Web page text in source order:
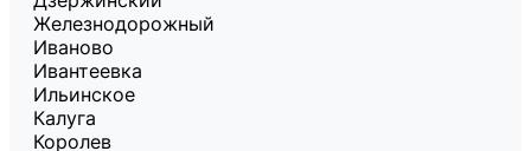
Железнодорожный
Иваново
Ивантеевка
Ильинское
Калуга
Королев